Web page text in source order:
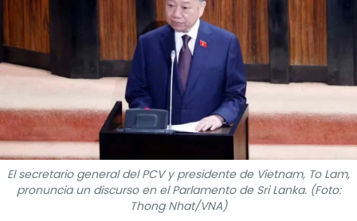
HISTORIAS MULTIMEDIA
FOTOGRAFÍA
¿QUIÉNES SOMOS?
TIẾNG VIỆT
ENGLISH
中文
El secretario general del PCV y presidente de Vietnam, To Lam,
pronuncia un discurso en el Parlamento de Sri Lanka. (Foto:
Thong Nhat/VNA)